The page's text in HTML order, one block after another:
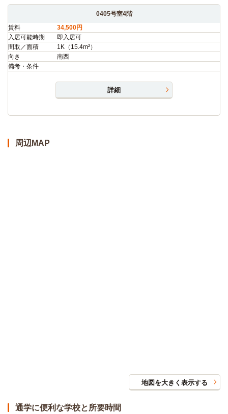
0405号室4階
賃料
34,500円
入居可能時期
即入居可
間取／面積
1K（15.4m²）
向き
南西
備考・条件
詳細
周辺MAP
地図を大きく表示する
通学に便利な学校と所要時間